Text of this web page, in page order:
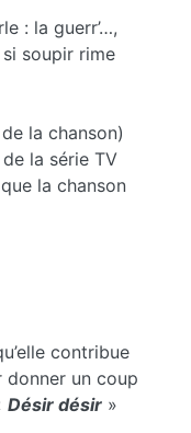
: la guerr’…,
soupir rime
la chanson)
la série TV
la chanson
contribue
un coup
Désir désir »